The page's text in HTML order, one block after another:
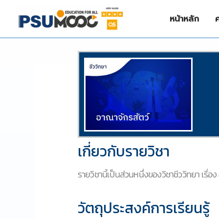
content
หน้าหลัก
ชีววิทยา (Biology)/ ByNIZAMREE NIMA
เกี่ยวกับรายวิชา
รายวิชานี้เป็นส่วนหนึ่งของวิชาชีววิทยา เรื่อ
วัตถุประสงค์การเรียนรู้